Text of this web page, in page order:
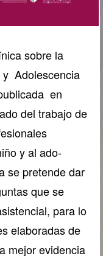
sobre la
Adolescencia
en
del trabajo de
y al ado-
se pretende dar
que se
para lo
elaboradas de
mejor evidencia